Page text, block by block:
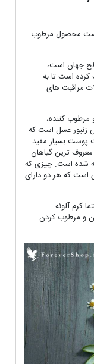
محصول مرطوب
جهان است،
کرده است تا به
مراقبت های
مرطوب کننده،
زنبور عسل است که
پوست بسیار مفید
ترین گیاهان
شده است. چیزی که
است که هر دو دارای
کرم آلوئه
و مرطوب کردن